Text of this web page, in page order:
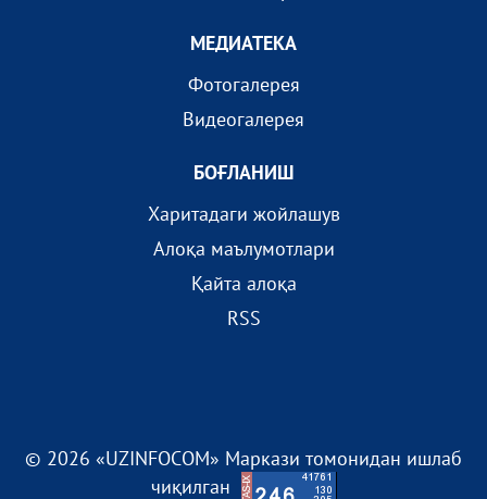
МEДИАТEКА
Фотогалерея
Видеогалерея
БОҒЛАНИШ
Харитадаги жойлашув
Алоқа маълумотлари
Қайта алоқа
RSS
© 2026 «UZINFOCOM» Маркази томонидан ишлаб
чиқилган